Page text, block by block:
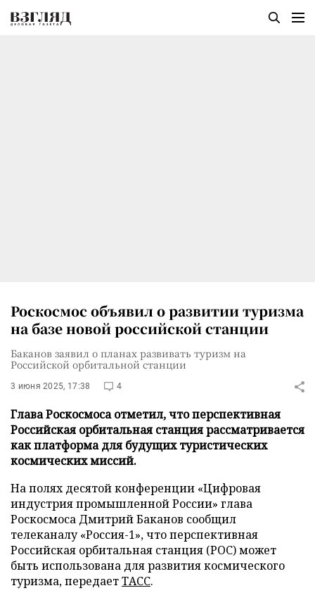
Роскосмос объявил о развитии туризма
на базе новой российской станции
Баканов заявил о планах развивать туризм на
Российской орбитальной станции
3 июня 2025, 17:38 4
Глава Роскосмоса отметил, что перспективная
Российская орбитальная станция рассматривается
как платформа для будущих туристических
космических миссий.
На полях десятой конференции «Цифровая
индустрия промышленной России» глава
Роскосмоса Дмитрий Баканов сообщил
телеканалу «Россия-1», что перспективная
Российская орбитальная станция (РОС) может
быть использована для развития космического
туризма, передаетТАСС.